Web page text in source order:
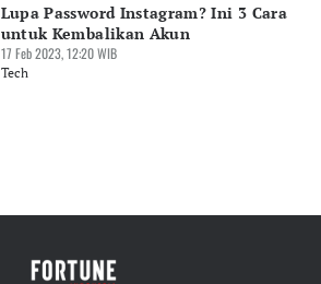
Lupa Password Instagram? Ini 3 Cara
untuk Kembalikan Akun
17 Feb 2023, 12:20 WIB
Tech